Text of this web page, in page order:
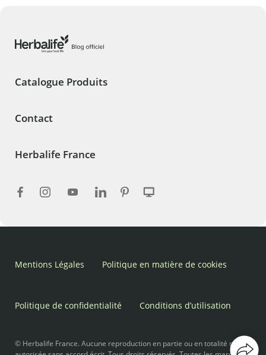
Catalogue Produits
Contact
Herbalife France
Mentions Légales Politique en matière de cookies
Politique de confidentialité Conditions d’utilisation
© Herbalife France. Aucune reproduction en partie ou en totalité n’est